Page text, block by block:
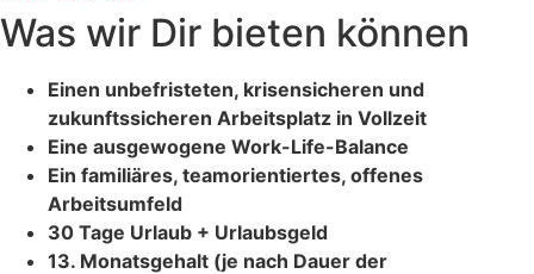
Was wir Dir bieten können
Einen unbefristeten, krisensicheren und
zukunftssicheren Arbeitsplatz in Vollzeit
Eine ausgewogene Work-Life-Balance
Ein familiäres, teamorientiertes, offenes
Arbeitsumfeld
30 Tage Urlaub + Urlaubsgeld
13. Monatsgehalt (je nach Dauer der